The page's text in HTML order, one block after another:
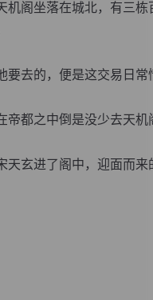
阁坐落在城北，有三栋百
去的，便是这交易日常
都之中倒是没少去天机
玄进了阁中，迎面而来的